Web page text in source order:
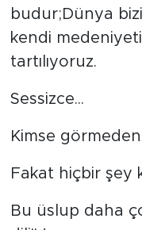
budur;Dünya
kendi
tartılıyoruz.
Sessizce...
Kimse
Fakat hiçbir şey
Bu üslup daha